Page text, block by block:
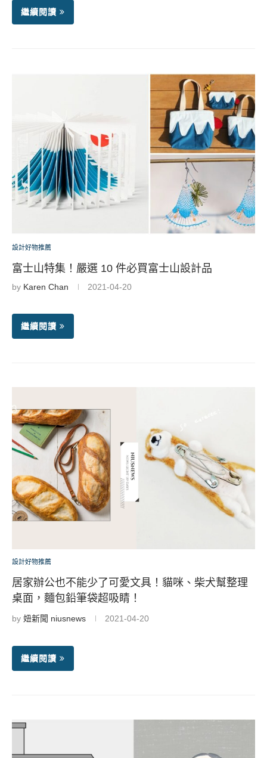
繼續閱讀
設計好物推薦
富士山特集！嚴選 10 件必買富士山設計品
by Karen Chan 2021-04-20
繼續閱讀
設計好物推薦
居家辦公也不能少了可愛文具！貓咪、柴犬幫整理
桌面，麵包鉛筆袋超吸睛！
by 妞新聞 niusnews 2021-04-20
繼續閱讀